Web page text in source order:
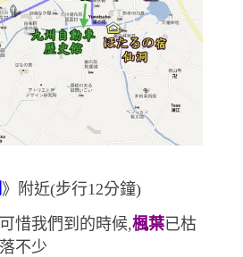
》附近(步行12分鐘)
惜我們到的時候,楓葉已枯
落不少